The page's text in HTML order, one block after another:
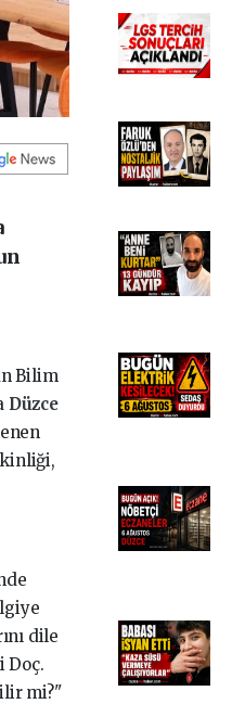
Bilim
Düzce
dile
Doç.
mi?"